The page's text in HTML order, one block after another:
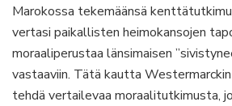
Marokossa tekemäänsä
vertasi paikallisten heimokansojen
moraaliperustaa länsimaisen
vastaaviin. Tätä kautta
tehdä vertailevaa moraalitutkimusta,